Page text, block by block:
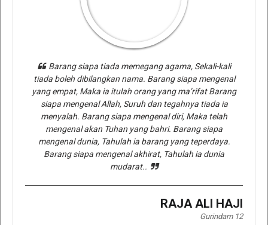
Barang siapa tiada memegang agama, Sekali-kali
tiada boleh dibilangkan nama. Barang siapa mengenal
yang empat, Maka ia itulah orang yang ma’rifat Barang
siapa mengenal Allah, Suruh dan tegahnya tiada ia
menyalah. Barang siapa mengenal diri, Maka telah
mengenal akan Tuhan yang bahri. Barang siapa
mengenal dunia, Tahulah ia barang yang teperdaya.
Barang siapa mengenal akhirat, Tahulah ia dunia
mudarat..
RAJA ALI HAJI
Gurindam 12